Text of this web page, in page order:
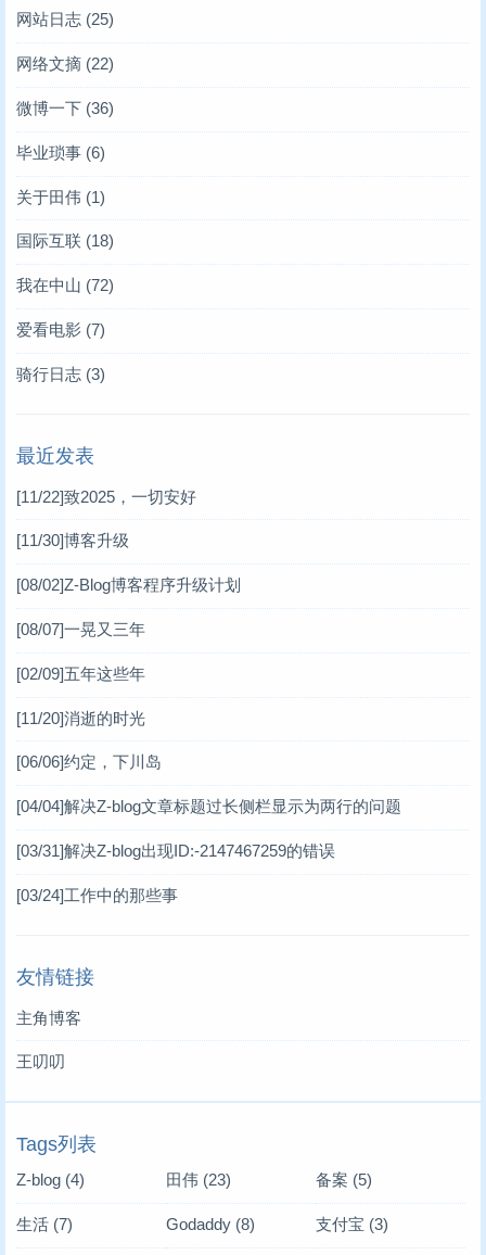
网站日志 (25)
网络文摘 (22)
微博一下 (36)
毕业琐事 (6)
关于田伟 (1)
国际互联 (18)
我在中山 (72)
爱看电影 (7)
骑行日志 (3)
最近发表
[11/22]致2025，一切安好
[11/30]博客升级
[08/02]Z-Blog博客程序升级计划
[08/07]一晃又三年
[02/09]五年这些年
[11/20]消逝的时光
[06/06]约定，下川岛
[04/04]解决Z-blog文章标题过长侧栏显示为两行的问题
[03/31]解决Z-blog出现ID:-2147467259的错误
[03/24]工作中的那些事
友情链接
主角博客
王叨叨
Tags列表
Z-blog (4) 田伟(23) 备案 (5)
生活 (7) Godaddy(8) 支付宝 (3)